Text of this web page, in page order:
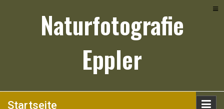
Naturfotografie
Eppler
Startseite